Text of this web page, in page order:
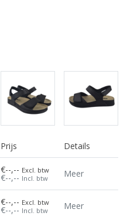
Prijs Details
€--,-- Excl. btw
€--,-- Incl. btw Meer
€--,-- Excl. btw
€--,-- Incl. btw Meer